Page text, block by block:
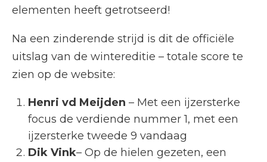
elementen heeft getrotseerd!
Na een zinderende strijd is dit de officiële
uitslag van de wintereditie – totale score te
zien op de website:
Henri vd Meijden – Met een ijzersterke
focus de verdiende nummer 1, met een
ijzersterke tweede 9 vandaag
Dik Vink– Op de hielen gezeten, een